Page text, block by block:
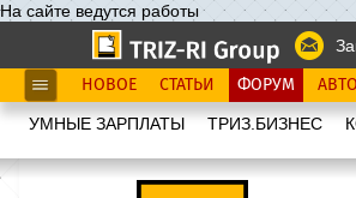
На сайте ведутся работы
НОВОЕ СТАТЬИ ФОРУМ
УМНЫЕ ЗАРПЛАТЫ ТРИЗ.БИЗНЕС